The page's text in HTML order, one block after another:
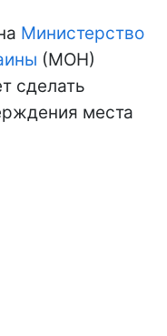
Министерство
(МОН)
сделать
места